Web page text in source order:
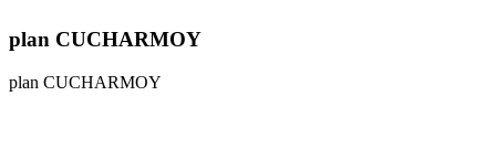
plan CUCHARMOY
plan CUCHARMOY